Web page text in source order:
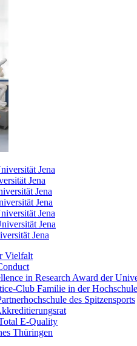
Jena
Jena
Jena
Jena
Jena
Jena
Jena
Vielfalt
in Research Award der
Club Familie in der Hochschule
des Spitzensports
E-Quality
Thüringen